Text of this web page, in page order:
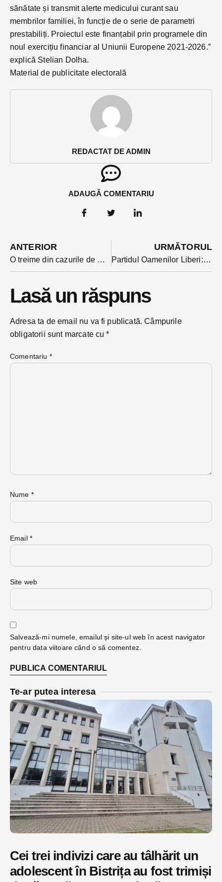
REDACTAT DE ADMIN
ADAUGĂ COMENTARIU
sănătate și transmit alerte medicului curant sau
membrilor familiei, în funcție de o serie de parametri
prestabiliți. Proiectul este finanțabil prin programele din
noul exercițiu financiar al Uniunii Europene 2021-2026.”
explică Stelian Dolha.
Material de publicitate electorală
ANTERIOR
O treime din cazurile de Covid 19 din județ s-au înregistrat în Bistrița. Ce comune nu au avut deloc cazuri
URMĂTORUL
Partidul Oamenilor Liberi: soluții de digitalizare a Bistriței-LIVE
Lasă un răspuns
Adresa ta de email nu va fi publicată. Câmpurile
obligatorii sunt marcate cu*
Comentariu *
Nume *
Email *
Site web
Salvează-mi numele, emailul și site-ul web în acest navigator
pentru data viitoare când o să comentez.
Te-ar putea interesa
Cei trei indivizi care au tâlhărit un
adolescent în Bistrița au fost trimiși